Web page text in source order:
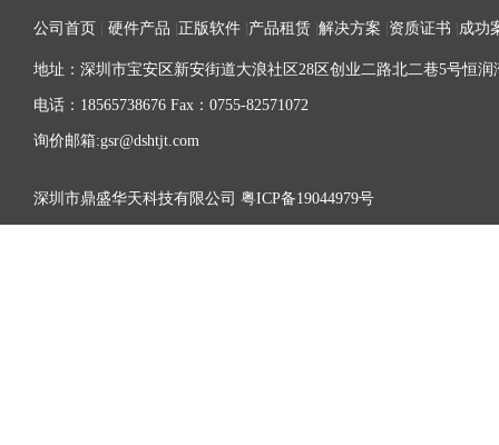
公司首页 硬件产品 正版软件 产品租赁 解决方案 资质证书 成功
地址：深圳市宝安区新安街道大浪社区28区创业二路北二巷5号恒润
电话：18565738676 Fax：0755-82571072
询价邮箱:gsr@dshtjt.com
深圳市鼎盛华天科技有限公司 粤ICP备19044979号